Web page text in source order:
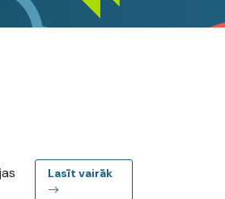
Lasīt vairāk